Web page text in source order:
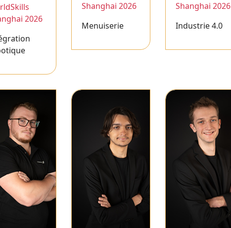
2026
Shanghai 2026
Menuiserie
Shanghai 2026
Industrie 4.0